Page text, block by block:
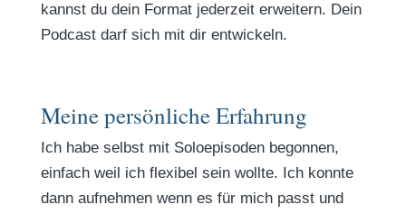
kannst du dein Format jederzeit erweitern. Dein
Podcast darf sich mit dir entwickeln.
Meine persönliche Erfahrung
Ich habe selbst mit Soloepisoden begonnen,
einfach weil ich flexibel sein wollte. Ich konnte
dann aufnehmen wenn es für mich passt und